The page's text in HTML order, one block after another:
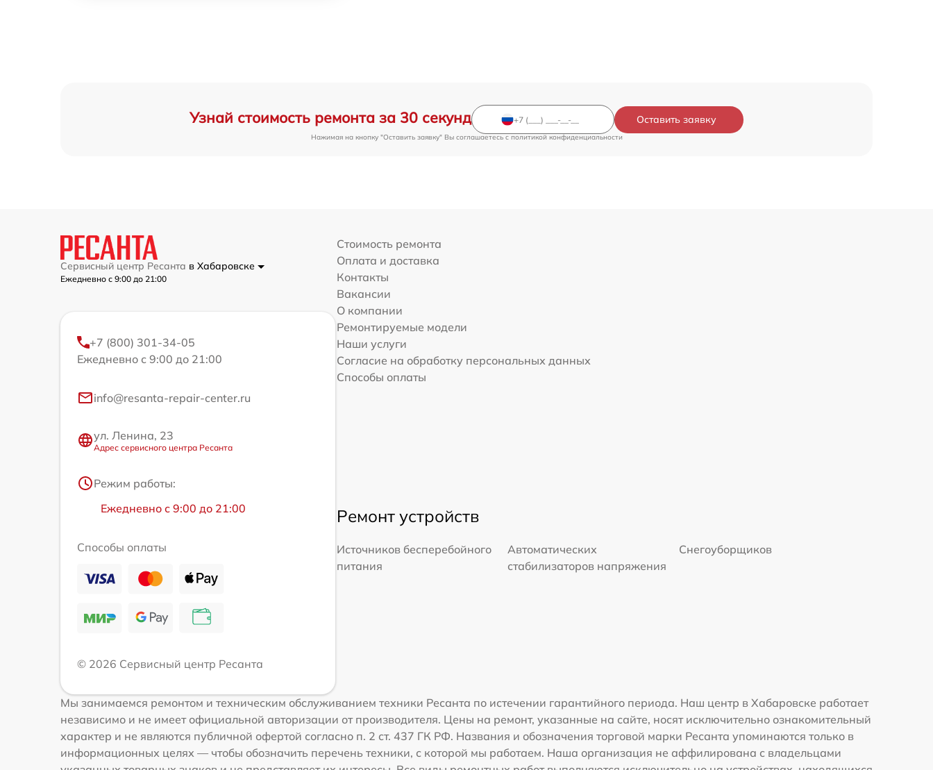
Узнай стоимость ремонта за 30 секунд Оставить заявку
Нажимая на кнопку "Оставить заявку" Вы соглашаетесь c политикой конфиденциальности
Сервисный центр Ресанта в Хабаровске
Ежедневно с 9:00 до 21:00
+7 (800) 301-34-05
Ежедневно с 9:00 до 21:00
info@resanta-repair-center.ru
ул. Ленина, 23
Адрес сервисного центра Ресанта
Режим работы:
Ежедневно с 9:00 до 21:00
Способы оплаты
© 2026 Сервисный центр Ресанта
Стоимость ремонта
Оплата и доставка
Контакты
Вакансии
О компании
Ремонтируемые модели
Наши услуги
Согласие на обработку персональных данных
Способы оплаты
Ремонт устройств
Источников бесперебойного
питания
Автоматических
стабилизаторов напряжения
Снегоуборщиков
Мы занимаемся ремонтом и техническим обслуживанием техники Ресанта по истечении гарантийного периода. Наш центр в Хабаровске работает
независимо и не имеет официальной авторизации от производителя. Цены на ремонт, указанные на сайте, носят исключительно ознакомительный
характер и не являются публичной офертой согласно п. 2 ст. 437 ГК РФ. Названия и обозначения торговой марки Ресанта упоминаются только в
информационных целях — чтобы обозначить перечень техники, с которой мы работаем. Наша организация не аффилирована с владельцами